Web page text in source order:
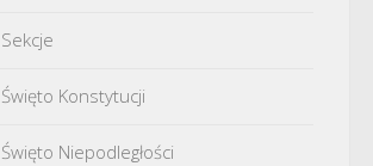
Sekcje
Święto Konstytucji
Święto Niepodległości